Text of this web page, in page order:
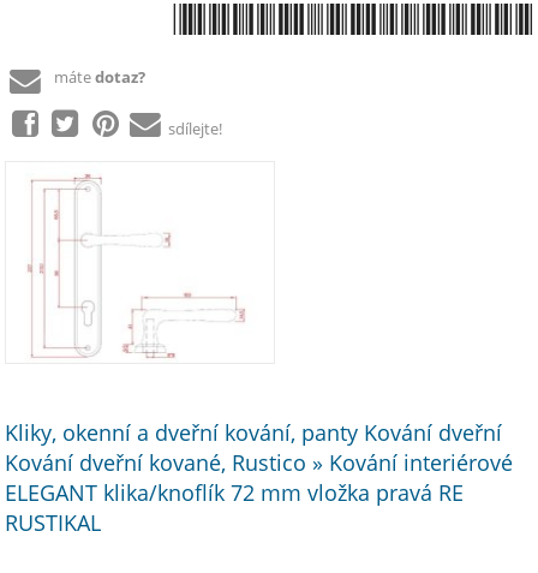
mátedotaz?
sdílejte!
Kliky, okenní a dveřní kování, panty Kování dveřní
Kování dveřní kované, Rustico » Kování interiérové
ELEGANT klika/knoflík 72 mm vložka pravá RE
RUSTIKAL